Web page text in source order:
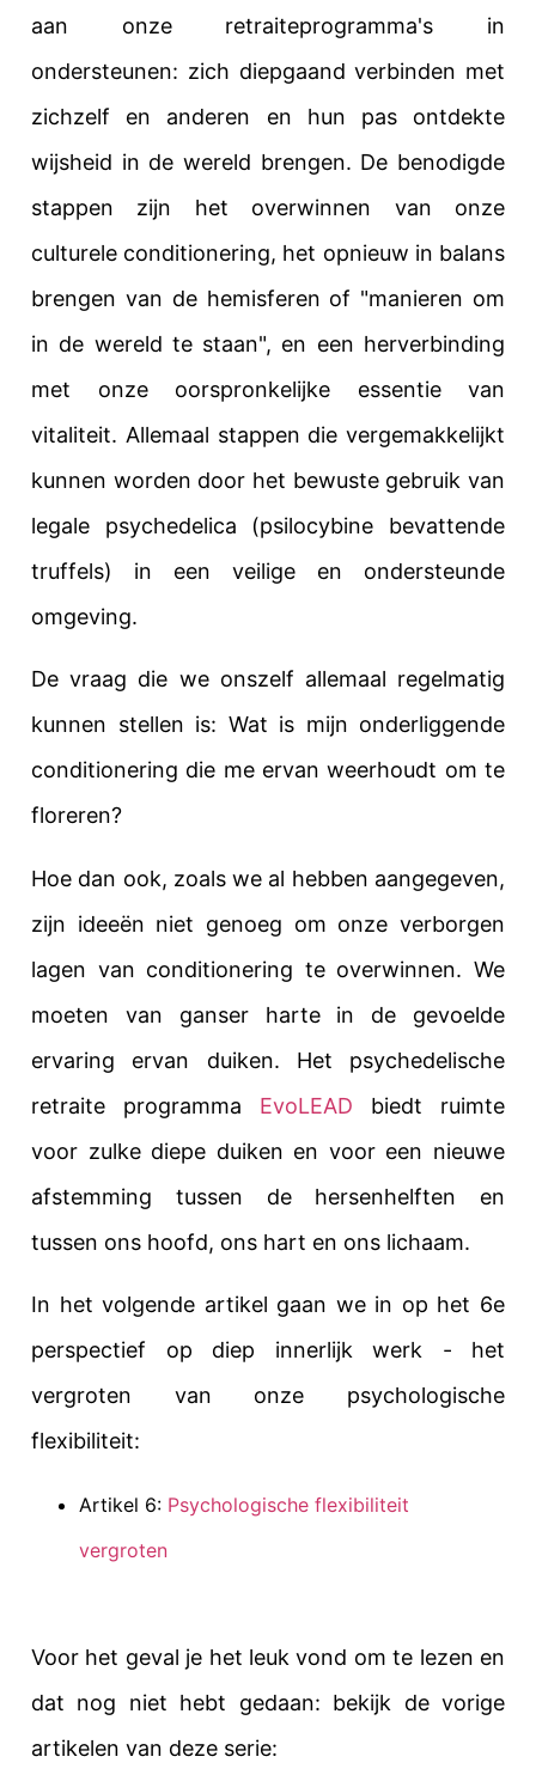
aan onze retraiteprogramma's in
ondersteunen: zich diepgaand verbinden met
zichzelf en anderen en hun pas ontdekte
wijsheid in de wereld brengen. De benodigde
stappen zijn het overwinnen van onze
culturele conditionering, het opnieuw in balans
brengen van de hemisferen of "manieren om
in de wereld te staan", en een herverbinding
met onze oorspronkelijke essentie van
vitaliteit. Allemaal stappen die vergemakkelijkt
kunnen worden door het bewuste gebruik van
legale psychedelica (psilocybine bevattende
truffels) in een veilige en ondersteunde
omgeving.
De vraag die we onszelf allemaal regelmatig
kunnen stellen is: Wat is mijn onderliggende
conditionering die me ervan weerhoudt om te
floreren?
Hoe dan ook, zoals we al hebben aangegeven,
zijn ideeën niet genoeg om onze verborgen
lagen van conditionering te overwinnen. We
moeten van ganser harte in de gevoelde
ervaring ervan duiken. Het psychedelische
retraite programma EvoLEAD biedt ruimte
voor zulke diepe duiken en voor een nieuwe
afstemming tussen de hersenhelften en
tussen ons hoofd, ons hart en ons lichaam.
In het volgende artikel gaan we in op het 6e
perspectief op diep innerlijk werk - het
vergroten van onze psychologische
flexibiliteit:
Artikel 6: Psychologische flexibiliteit
vergroten
Voor het geval je het leuk vond om te lezen en
dat nog niet hebt gedaan: bekijk de vorige
artikelen van deze serie: